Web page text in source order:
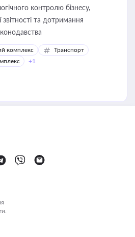
контролю бізнесу,
та дотримання
комплекс
Транспорт
+1